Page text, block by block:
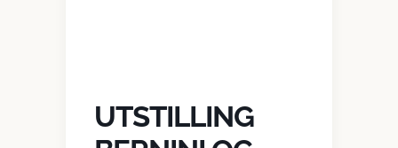
UTSTILLING